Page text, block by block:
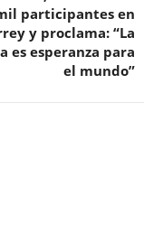
participantes en
y proclama: “La
es esperanza para
el mundo”